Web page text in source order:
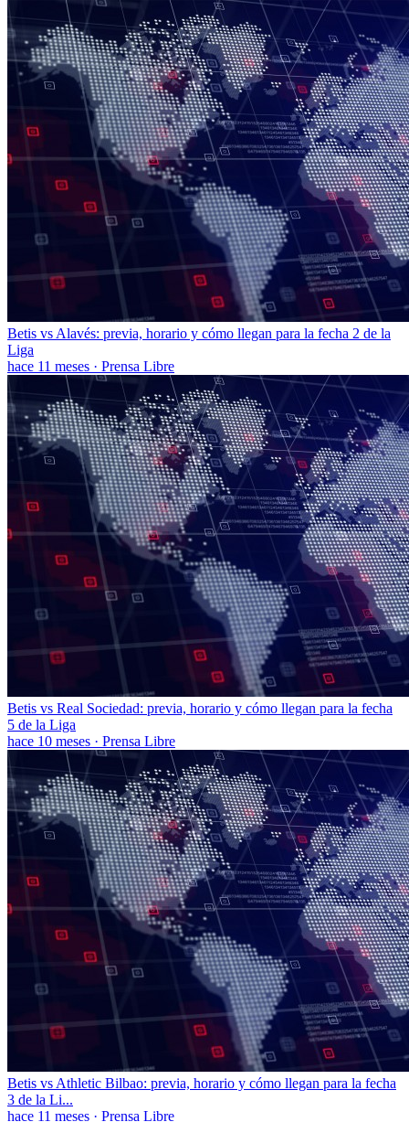
Betis vs Alavés: previa, horario y cómo llegan para la fecha 2 de la
Liga
hace 11 meses · Prensa Libre
Betis vs Real Sociedad: previa, horario y cómo llegan para la fecha
5 de la Liga
hace 10 meses · Prensa Libre
Betis vs Athletic Bilbao: previa, horario y cómo llegan para la fecha
3 de la Li...
hace 11 meses · Prensa Libre